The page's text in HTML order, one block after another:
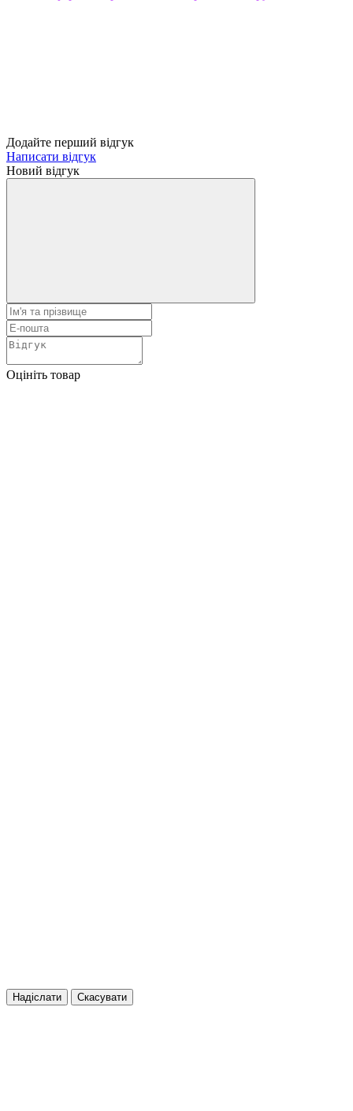
Додайте перший відгук
Написати відгук
Новий відгук
Оцініть товар
Надіслати Скасувати